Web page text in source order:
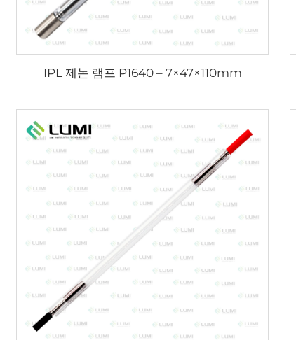
IPL 제논 램프 P1640 – 7×47×110mm